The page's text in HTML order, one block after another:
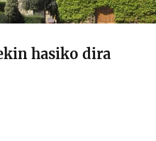
hasiko dira